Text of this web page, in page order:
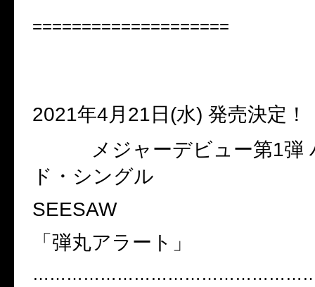
====================
2021年4月 21 日 (水) 発売決定！
メジャーデビュー第1弾
ド・シングル
SEESAW
「弾丸アラート」